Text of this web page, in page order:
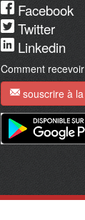
Facebook
Twitter
Linkedin
Comment
souscrire à